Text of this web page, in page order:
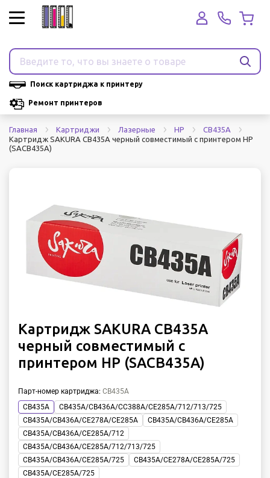
Поиск картриджа к принтеру
Ремонт принтеров
Главная Картриджи Лазерные HP
CB435A
Картридж SAKURA CB435A черный совместимый с принтером HP
(SACB435A)
Картридж SAKURA CB435A
черный совместимый с
принтером HP (SACB435A)
Парт-номер картриджа: CB435A
CB435A
CB435A/CB436A/CC388A/CE285A/712/713/725
CB435A/CB436A/CE278A/CE285A
CB435A/CB436A/CE285A
CB435A/CB436A/CE285A/712
CB435A/CB436A/CE285A/712/713/725
CB435A/CB436A/CE285A/725
CB435A/CE278A/CE285A/725
CB435A/CE285A/725